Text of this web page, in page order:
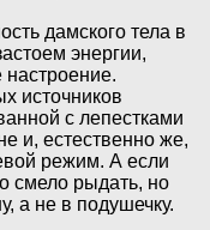
дамского тела в
энергии,
настроение.
источников
с лепестками
и, естественно же,
режим. А если
смело рыдать, но
а не в подушечку.